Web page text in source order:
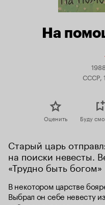
На
СССР,
Оценить Буду
Старый царь
на поиски невесты.
«Трудно быть богом»
В некотором царстве
Выбрал он себе невесту